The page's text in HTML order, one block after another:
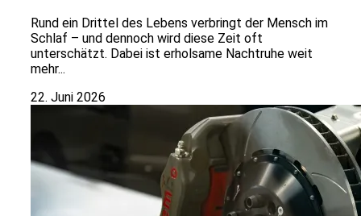
Rund ein Drittel des Lebens verbringt der Mensch im
Schlaf – und dennoch wird diese Zeit oft
unterschätzt. Dabei ist erholsame Nachtruhe weit
mehr...
22. Juni 2026